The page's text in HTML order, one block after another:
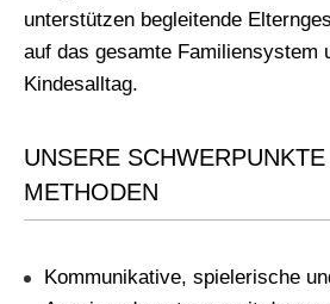
unterstützen begleitende
auf das gesamte Familiensystem
Kindesalltag.
UNSERE
METHODEN
Kommunikative, spielerische